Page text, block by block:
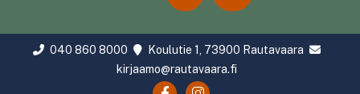
040 860 8000
Koulutie 1, 73900 Rautavaara
kirjaamo@rautavaara.fi